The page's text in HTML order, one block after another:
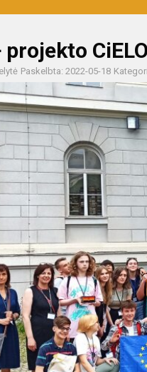
projekto
Paskelbta: 2022-05-18